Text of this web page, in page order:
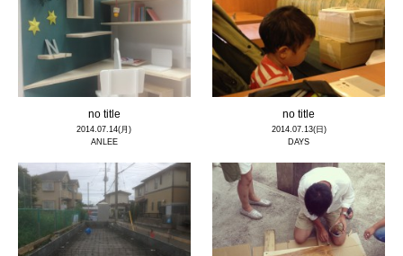
no title
2014.07.14(月)
ANLEE
no title
2014.07.13(日)
DAYS